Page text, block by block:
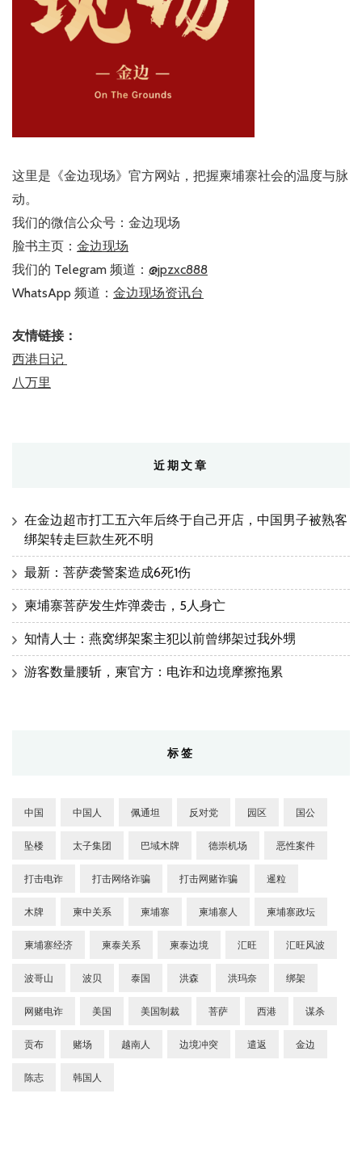
这里是《金边现场》官方网站，把握柬埔寨社会的温度与脉
动。
我们的微信公众号：金边现场
脸书主页： 金边现场
我们的 Telegram 频道： @jpzxc888
WhatsApp 频道： 金边现场资讯台
友情链接：
西港日记
八万里
近期文章
在金边超市打工五六年后终于自己开店，中国男子被熟客
绑架转走巨款生死不明
最新：菩萨袭警案造成6死1伤
柬埔寨菩萨发生炸弹袭击，5人身亡
知情人士：燕窝绑架案主犯以前曾绑架过我外甥
游客数量腰斩，柬官方：电诈和边境摩擦拖累
标签
中国 中国人 佩通坦 反对党 园区 国公
坠楼 太子集团 巴域木牌 德崇机场 恶性案件
打击电诈 打击网络诈骗 打击网赌诈骗 暹粒
木牌 柬中关系 柬埔寨 柬埔寨人 柬埔寨政坛
柬埔寨经济 柬泰关系 柬泰边境 汇旺 汇旺风波
波哥山 波贝 泰国 洪森 洪玛奈 绑架
网赌电诈 美国 美国制裁 菩萨 西港 谋杀
贡布 赌场 越南人 边境冲突 遣返 金边
陈志 韩国人